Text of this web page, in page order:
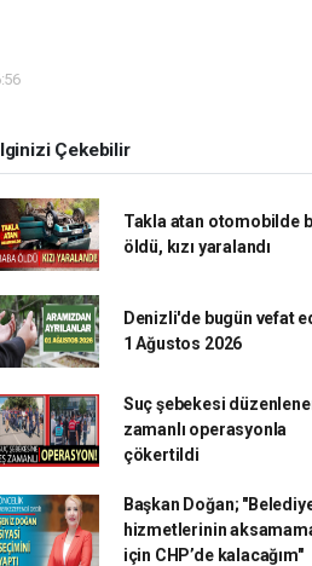
Çekebilir
Takla atan otomobilde
öldü, kızı yaralandı
Denizli'de bugün vefat
1 Ağustos 2026
Suç şebekesi
zamanlı operasyonla
çökertildi
Başkan Doğan;
hizmetlerinin
için CHP’de kalacağım"